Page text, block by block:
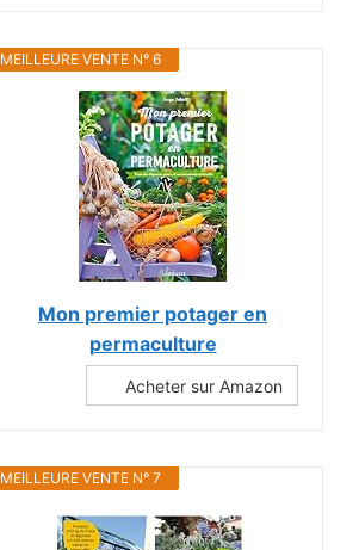
MEILLEURE VENTE N° 6
Mon premier potager en
permaculture
Acheter sur Amazon
MEILLEURE VENTE N° 7